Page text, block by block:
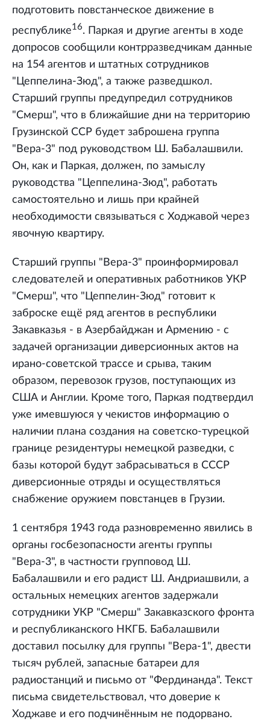
подготовить повстанческое движение в
республике16. Паркая и другие агенты в ходе
допросов сообщили контрразведчикам данные
на 154 агентов и штатных сотрудников
"Цеппелина-Зюд", а также разведшкол.
Старший группы предупредил сотрудников
"Смерш", что в ближайшие дни на территорию
Грузинской ССР будет заброшена группа
"Вера-3" под руководством Ш. Бабалашвили.
Он, как и Паркая, должен, по замыслу
руководства "Цеппелина-Зюд", работать
самостоятельно и лишь при крайней
необходимости связываться с Ходжавой через
явочную квартиру.
Старший группы "Вера-3" проинформировал
следователей и оперативных работников УКР
"Смерш", что "Цеппелин-Зюд" готовит к
заброске ещё ряд агентов в республики
Закавказья - в Азербайджан и Армению - с
задачей организации диверсионных актов на
ирано-советской трассе и срыва, таким
образом, перевозок грузов, поступающих из
США и Англии. Кроме того, Паркая подтвердил
уже имевшуюся у чекистов информацию о
наличии плана создания на советско-турецкой
границе резидентуры немецкой разведки, с
базы которой будут забрасываться в СССР
диверсионные отряды и осуществляться
снабжение оружием повстанцев в Грузии.
1 сентября 1943 года разновременно явились в
органы госбезопасности агенты группы
"Вера-3", в частности групповод Ш.
Бабалашвили и его радист Ш. Андриашвили, а
остальных немецких агентов задержали
сотрудники УКР "Смерш" Закавказского фронта
и республиканского НКГБ. Бабалашвили
доставил посылку для группы "Вера-1", двести
тысяч рублей, запасные батареи для
радиостанций и письмо от "Фердинанда". Текст
письма свидетельствовал, что доверие к
Ходжаве и его подчинённым не подорвано.